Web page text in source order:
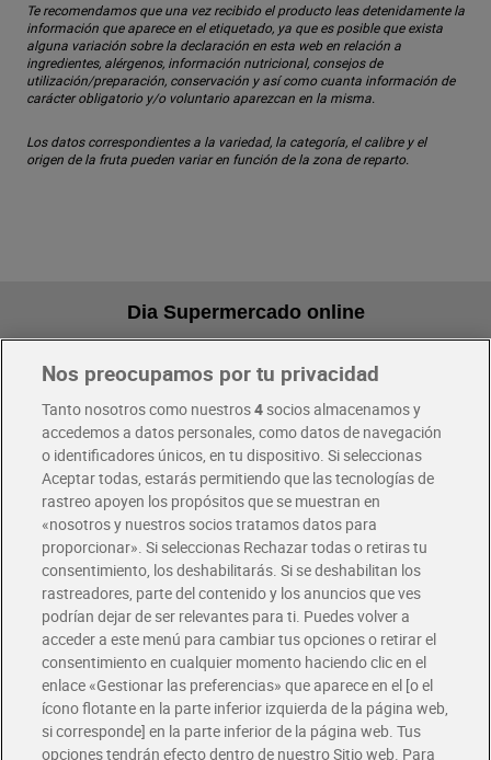
Te recomendamos que una vez recibido el producto leas detenidamente la
información que aparece en el etiquetado, ya que es posible que exista
alguna variación sobre la declaración en esta web en relación a
ingredientes, alérgenos, información nutricional, consejos de
utilización/preparación, conservación y así como cuanta información de
carácter obligatorio y/o voluntario aparezcan en la misma.
Los datos correspondientes a la variedad, la categoría, el calibre y el
origen de la fruta pueden variar en función de la zona de reparto.
Dia Supermercado online
Pide hoy, recibe hoy
Envío gratis por compras superiores a 100€
Envío estandar por 4,99€
Glovo y Uber Eats
Solicita tu factura de Glovo o Uber Eats
Únete al CLUB Dia
Disfruta las ventajas y ofertas exclusivas.
Descárgate la APP Dia
Folletos y Tiendas
Descubre las mejores ofertas y busca tu tienda más cercana
Nos preocupamos por tu privacidad
Tanto nosotros como nuestros4socios almacenamos y
accedemos a datos personales, como datos de navegación
o identificadores únicos, en tu dispositivo. Si seleccionas
Aceptar todas, estarás permitiendo que las tecnologías de
rastreo apoyen los propósitos que se muestran en
«nosotros y nuestros socios tratamos datos para
proporcionar». Si seleccionas Rechazar todas o retiras tu
consentimiento, los deshabilitarás. Si se deshabilitan los
rastreadores, parte del contenido y los anuncios que ves
podrían dejar de ser relevantes para ti. Puedes volver a
acceder a este menú para cambiar tus opciones o retirar el
consentimiento en cualquier momento haciendo clic en el
enlace «Gestionar las preferencias» que aparece en el [o el
ícono flotante en la parte inferior izquierda de la página web,
si corresponde] en la parte inferior de la página web. Tus
opciones tendrán efecto dentro de nuestro Sitio web. Para